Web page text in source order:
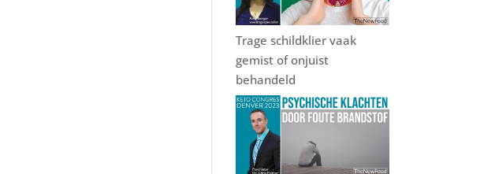
Trage schildklier vaak
gemist of onjuist
behandeld